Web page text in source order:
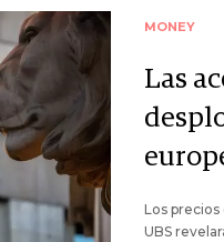
MONEY
Las
Los
UBS